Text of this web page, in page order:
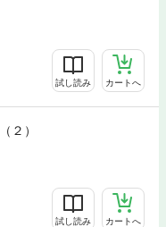
試し読み カートへ
２）
試し読み カートへ